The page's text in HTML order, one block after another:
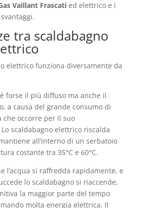
Vaillant Frascatied elettrico e i
tra scaldabagno
elettrico funziona diversamente da
forse il più diffuso ma anche il
a causa del grande consumo di
che occorre per il suo
scaldabagno elettrico riscalda
all’interno di un serbatoio
costante tra 35°C e 60°C.
l’acqua si raffredda rapidamente, e
lo scaldabagno si riaccende,
la maggior parte del tempo
molta energia elettrica. Il